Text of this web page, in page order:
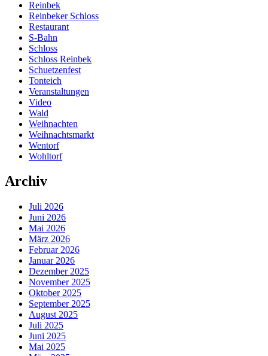
Reinbek
Reinbeker Schloss
Restaurant
S-Bahn
Schloss
Schloss Reinbek
Schuetzenfest
Tonteich
Veranstaltungen
Video
Wald
Weihnachten
Weihnachtsmarkt
Wentorf
Wohltorf
Archiv
Juli 2026
Juni 2026
Mai 2026
März 2026
Februar 2026
Januar 2026
Dezember 2025
November 2025
Oktober 2025
September 2025
August 2025
Juli 2025
Juni 2025
Mai 2025